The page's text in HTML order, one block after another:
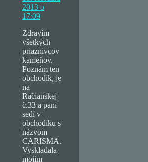
2013 o
17:09
Zdravím
všetkých
priaznivcov
kameňov.
Poznám ten
obchodík, je
na
Račianskej
č.33 a pani
sedí v
obchodíku s
názvom
CARISMA.
Vyskladala
mojim